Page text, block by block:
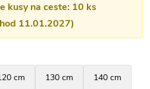
kusy na ceste: 10 ks
11.01.2027)